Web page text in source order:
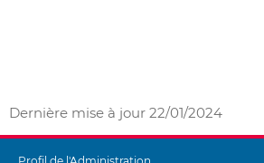
Dernière mise à jour 22/01/2024